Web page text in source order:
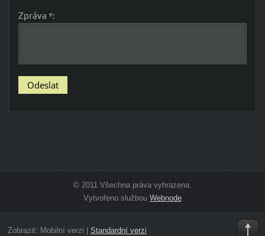
Zpráva *:
© 2011 Všechna práva vyhrazena.
Vytvořeno službou Webnode
Zobrazit: Mobilní verzi Standardní verzi